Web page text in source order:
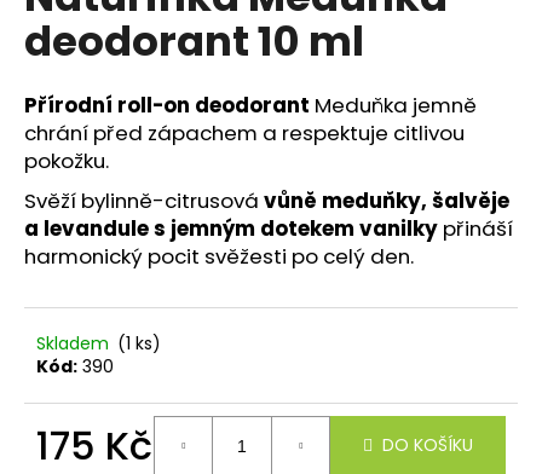
0,0
z
hvězdiček.
deodorant 10 ml
Přírodní roll-on deodorant Meduňka jemně
chrání před zápachem a respektuje citlivou
pokožku.
Svěží bylinně-citrusová vůně meduňky, šalvěje
a levandule s jemným dotekem vanilky přináší
harmonický pocit svěžesti po celý den.
Skladem (1 ks)
Kód: 390
175 Kč DO KOŠÍKU
a
j
í
t
?
o
p